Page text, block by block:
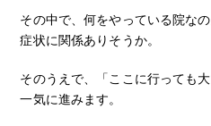
その中で、何をやっている院な
症状に関係ありそうか。
そのうえで、「ここに行っても
一気に進みます。